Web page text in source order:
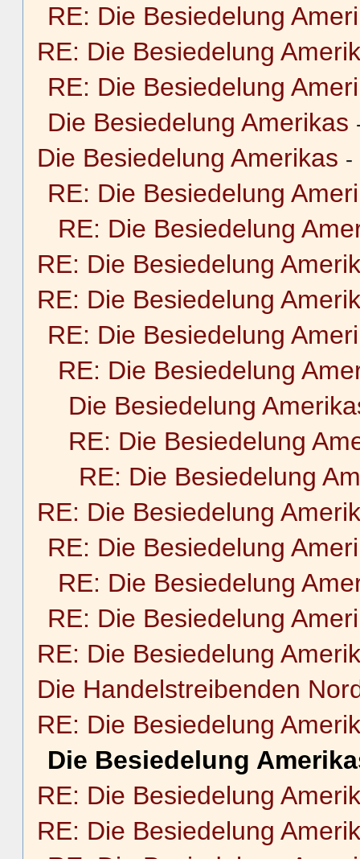
RE: Die Besiedelung
RE: Die Besiedelung
RE: Die Besiedelung
Die Besiedelung Amerikas
Die Besiedelung Amerikas -
RE: Die Besiedelung
RE: Die Besiedelung
RE: Die Besiedelung
RE: Die Besiedelung
RE: Die Besiedelung
RE: Die Besiedelung
Die Besiedelung
RE: Die Besiedelung
RE: Die Besiedelung
RE: Die Besiedelung
RE: Die Besiedelung
RE: Die Besiedelung
RE: Die Besiedelung
RE: Die Besiedelung
Die Handelstreibenden
RE: Die Besiedelung
Die Besiedelung
RE: Die Besiedelung
RE: Die Besiedelung